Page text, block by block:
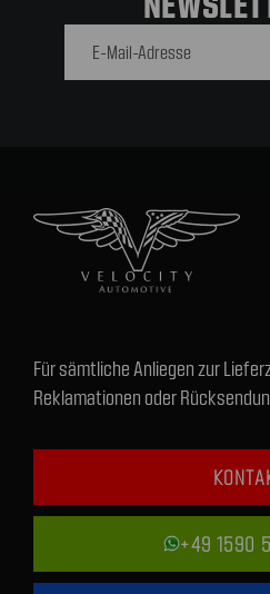
Für sämtliche Anliegen zur
Reklamationen oder
+49 1590